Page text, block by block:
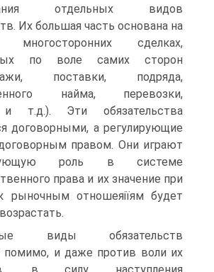
отдельных видов
Их большая часть основана на
сделках,
по воле самих сторон
поставки, подряда,
найма, перевозки,
и т.д.). Эти обязательства
договорными, а регулирующие
правом. Они играют
роль в системе
права и их значение при
рыночным отношеяіїям будет
виды обязательств
помимо, и даже против воли их